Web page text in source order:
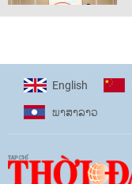
11:10|17/06/2026
English
ພາ​ສາ​ລາວ